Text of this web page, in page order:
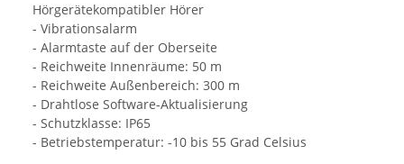
Hörgerätekompatibler Hörer
- Vibrationsalarm
- Alarmtaste auf der Oberseite
- Reichweite Innenräume: 50 m
- Reichweite Außenbereich: 300 m
- Drahtlose Software-Aktualisierung
- Schutzklasse: IP65
- Betriebstemperatur: -10 bis 55 Grad Celsius